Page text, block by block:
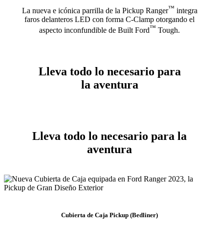
La nueva e icónica parrilla de la Pickup Ranger™ integra
faros delanteros LED con forma C-Clamp otorgando el
aspecto inconfundible de Built Ford™ Tough.
Lleva todo lo necesario para
la aventura
Lleva todo lo necesario para la
aventura
Cubierta de Caja Pickup (Bedliner)